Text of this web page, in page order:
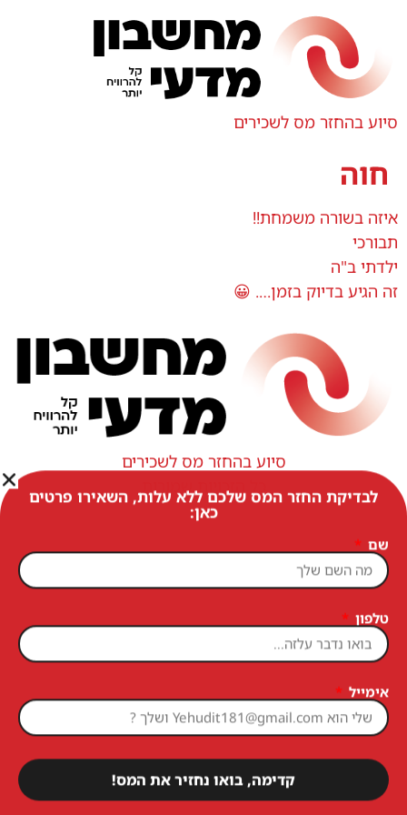
סיוע בהחזר מס לשכירים
חוה
איזה בשורה משמחת!!
תבורכי
ילדתי ב"ה
זה הגיע בדיוק בזמן…. 😀
סיוע בהחזר מס לשכירים
כל הזכויות שמורות
לבדיקת החזר המס שלכם ללא עלות, השאירו פרטים
כאן:
שם
טלפון
אימייל
קדימה, בואו נחזיר את המס!